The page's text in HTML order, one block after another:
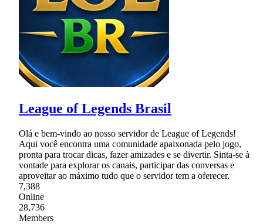
League of Legends Brasil
Olá e bem-vindo ao nosso servidor de League of Legends!
Aqui você encontra uma comunidade apaixonada pelo jogo,
pronta para trocar dicas, fazer amizades e se divertir. Sinta-se à
vontade para explorar os canais, participar das conversas e
aproveitar ao máximo tudo que o servidor tem a oferecer.
7,388
Online
28,736
Members